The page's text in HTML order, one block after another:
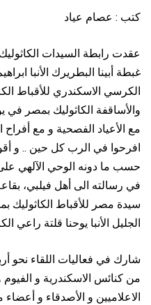
كتب : عصام عياد
عقدت رابطة السيدات
غبطة أبينا البطريرك الأنبا
الكرسي الاسكندري للأقباط
والأساقفة الكاثوليك بمصر في
مع الأعياد الفصحية و مع
حسب ما دونه الوحي الآلهي
في رسالته الى أهل فيلبي،
سيدة مصر للأقباط الكاثوليك
الجليل الأنبا يوحنا قلتة راعي
شارك في فعاليات اللقاء نحو
من كنائس الاسكندرية و
الاعلاميين و الأصدقاء و